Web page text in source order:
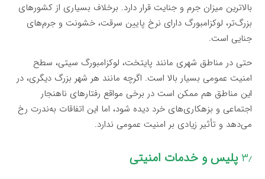
بالاترین میزان جرم و جنایت قرار دارد. برخلاف بسیاری از کشورهای
بزرگ‌تر، لوکزامبورگ دارای نرخ پایین سرقت، خشونت و جرم‌های
جنایی است.
حتی در مناطق شهری مانند پایتخت، لوکزامبورگ سیتی، سطح
امنیت عمومی بسیار بالا است. اگرچه مانند هر شهر بزرگ دیگری، در
این مناطق هم ممکن است در برخی مواقع رفتارهای ناهنجار
اجتماعی و بزهکاری‌های خرد دیده شود، اما این اتفاقات به‌ندرت رخ
می‌دهد و تأثیر زیادی بر امنیت عمومی ندارد.
۳٫ پلیس و خدمات امنیتی